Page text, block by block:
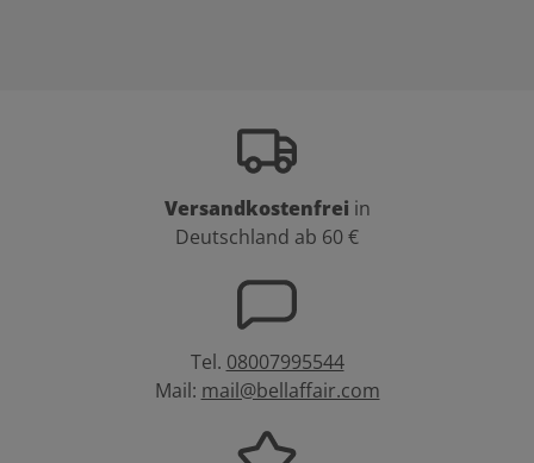
Versandkostenfrei in
Deutschland ab 60 €
Tel. 08007995544
Mail: mail@bellaffair.com